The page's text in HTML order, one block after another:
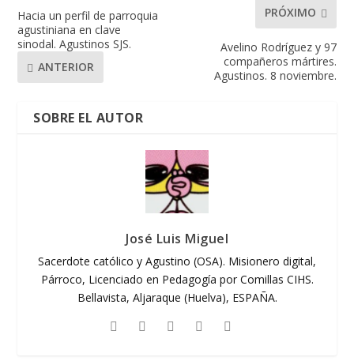
Hacia un perfil de parroquia
agustiniana en clave
sinodal. Agustinos SJS.
ANTERIOR
PRÓXIMO
Avelino Rodríguez y 97
compañeros mártires.
Agustinos. 8 noviembre.
SOBRE EL AUTOR
José Luis Miguel
Sacerdote católico y Agustino (OSA). Misionero digital,
Párroco, Licenciado en Pedagogía por Comillas CIHS.
Bellavista, Aljaraque (Huelva), ESPAÑA.